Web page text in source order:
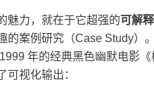
魅力，就在于它超强的可解
的案例研究（Case Study）
年的经典黑色幽默电影
可视化输出：